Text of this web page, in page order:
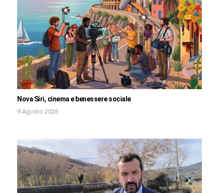
Nova Siri, cinema e benessere sociale
9 Agosto 2026